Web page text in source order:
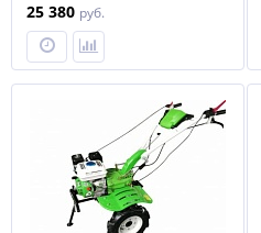
25 380 руб.